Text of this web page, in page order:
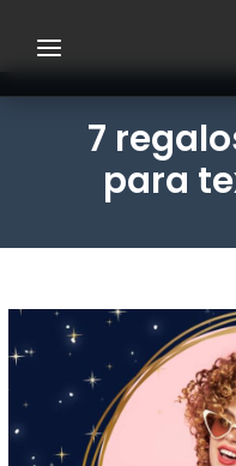
contenido
navegación
principal
de
página
7
para